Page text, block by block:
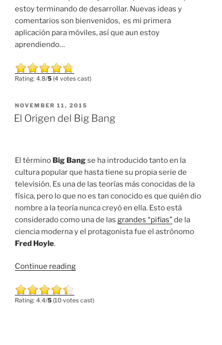
estoy terminando de desarrollar. Nuevas ideas y
comentarios son bienvenidos, es mi primera
aplicación para móviles, así que aun estoy
aprendiendo…
Rating: 4.8/5 (4 votes cast)
POSTED
ON
NOVEMBER 11, 2015
El Origen del Big Bang
El término Big Bangse ha introducido tanto en la
cultura popular que hasta tiene su propia serie de
televisión. Es una de las teorías más conocidas de la
física, pero lo que no es tan conocido es que quién dio
nombre a la teoría nunca creyó en ella. Esto está
considerado como una de las grandes “pifias”de la
ciencia moderna y el protagonista fue el astrónomo
Fred Hoyle.
Continue reading“El
Big
Rating: 4.4/5 (10 votes cast)